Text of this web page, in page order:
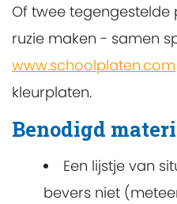
Of twee
ruzie maken - samen
www.schoolplaten.com
kleurplaten.
Benodigd
Een lijstje van
bevers niet